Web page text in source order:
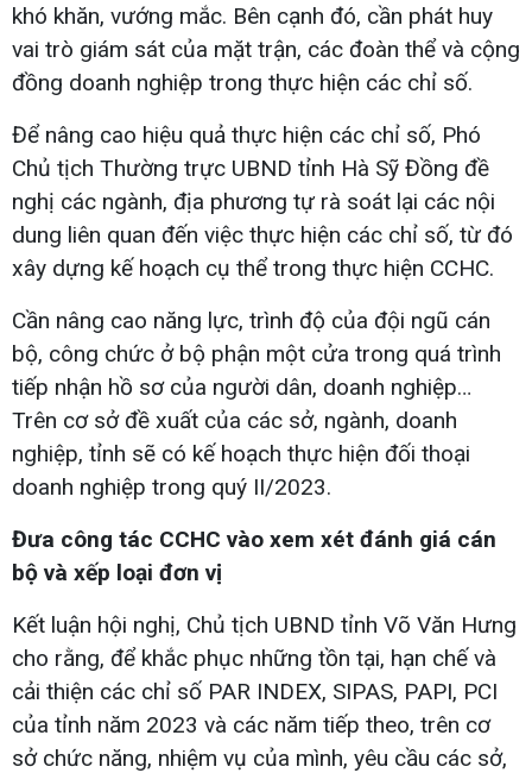
khó khăn, vướng mắc. Bên cạnh đó, cần phát huy
vai trò giám sát của mặt trận, các đoàn thể và cộng
đồng doanh nghiệp trong thực hiện các chỉ số.
Để nâng cao hiệu quả thực hiện các chỉ số, Phó
Chủ tịch Thường trực UBND tỉnh Hà Sỹ Đồng đề
nghị các ngành, địa phương tự rà soát lại các nội
dung liên quan đến việc thực hiện các chỉ số, từ đó
xây dựng kế hoạch cụ thể trong thực hiện CCHC.
Cần nâng cao năng lực, trình độ của đội ngũ cán
bộ, công chức ở bộ phận một cửa trong quá trình
tiếp nhận hồ sơ của người dân, doanh nghiệp…
Trên cơ sở đề xuất của các sở, ngành, doanh
nghiệp, tỉnh sẽ có kế hoạch thực hiện đối thoại
doanh nghiệp trong quý II/2023.
Đưa công tác CCHC vào xem xét đánh giá cán
bộ và xếp loại đơn vị
Kết luận hội nghị, Chủ tịch UBND tỉnh Võ Văn Hưng
cho rằng, để khắc phục những tồn tại, hạn chế và
cải thiện các chỉ số PAR INDEX, SIPAS, PAPI, PCI
của tỉnh năm 2023 và các năm tiếp theo, trên cơ
sở chức năng, nhiệm vụ của mình, yêu cầu các sở,